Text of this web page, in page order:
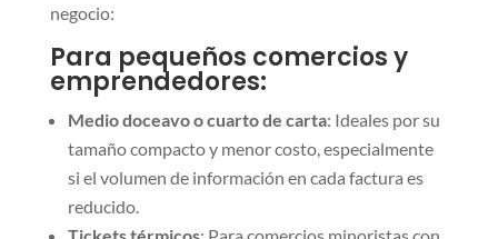
negocio:
Para pequeños comercios y
emprendedores:
Medio doceavo o cuarto de carta: Ideales por su
tamaño compacto y menor costo, especialmente
si el volumen de información en cada factura es
reducido.